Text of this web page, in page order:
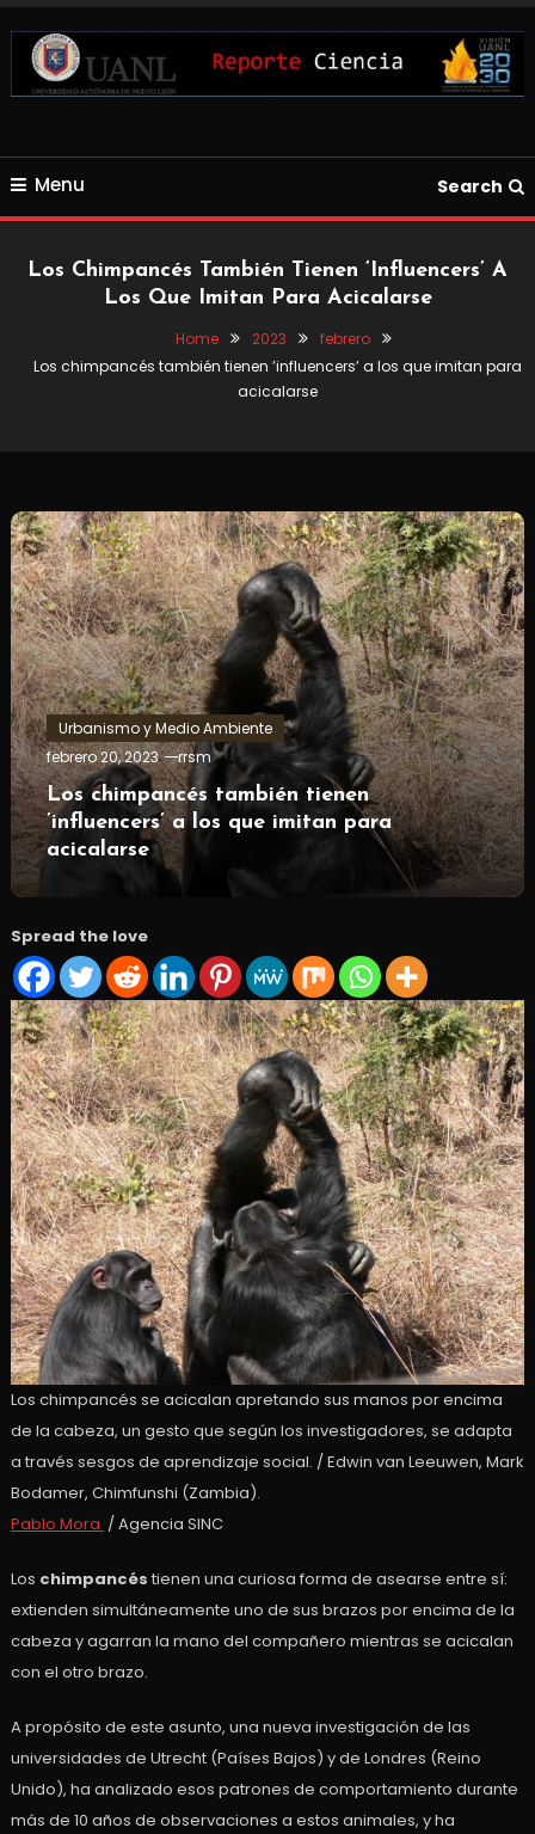
Content
Menu Search
Los Chimpancés También Tienen ’influencers’ A
Los Que Imitan Para Acicalarse
Home 2023
febrero
Los chimpancés también tienen ’influencers’ a los que imitan para
acicalarse
Urbanismo y Medio Ambiente
febrero 20, 2023
rrsm
Los chimpancés también tienen
’influencers’ a los que imitan para
acicalarse
Spread the love
Los chimpancés se acicalan apretando sus manos por encima
de la cabeza, un gesto que según los investigadores, se adapta
a través sesgos de aprendizaje social. / Edwin van Leeuwen, Mark
Bodamer, Chimfunshi (Zambia).
Pablo Mora / Agencia SINC
Los chimpancés tienen una curiosa forma de asearse entre sí:
extienden simultáneamente uno de sus brazos por encima de la
cabeza y agarran la mano del compañero mientras se acicalan
con el otro brazo.
A propósito de este asunto, una nueva investigación de las
universidades de Utrecht (Países Bajos) y de Londres (Reino
Unido), ha analizado esos patrones de comportamiento durante
más de 10 años de observaciones a estos animales, y ha